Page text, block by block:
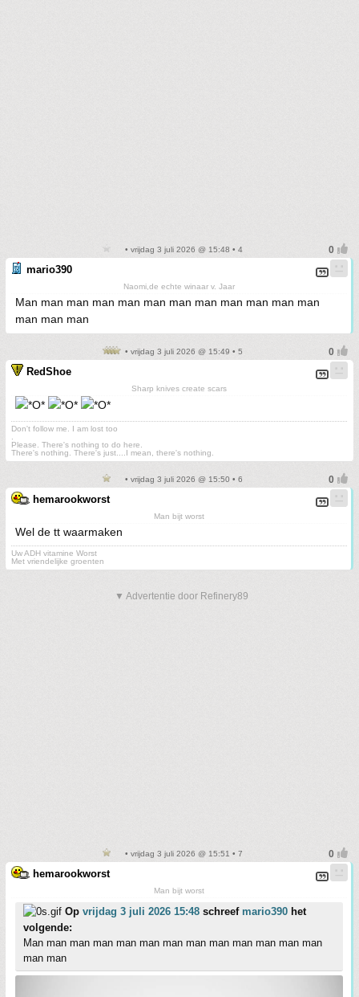
• vrijdag 3 juli 2026 @ 15:48 • 4
mario390
Naomi,de echte winaar v. Jaar
Man man man man man man man man man man man man
man man man
• vrijdag 3 juli 2026 @ 15:49 • 5
RedShoe
Sharp knives create scars
Don't follow me. I am lost too
Please. There's nothing to do here.
There's nothing. There's just....I mean, there's nothing.
• vrijdag 3 juli 2026 @ 15:50 • 6
hemarookworst
Man bijt worst
Wel de tt waarmaken
Uw ADH vitamine Worst
Met vriendelijke groenten
▼ Advertentie door Refinery89
• vrijdag 3 juli 2026 @ 15:51 • 7
hemarookworst
Man bijt worst
Op vrijdag 3 juli 2026 15:48 schreef mario390 het
volgende:
Man man man man man man man man man man man man man
man man